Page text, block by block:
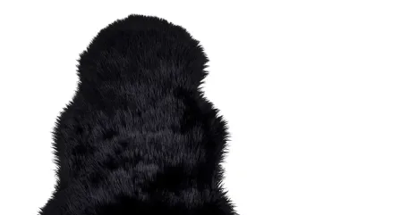
109,00 kr..
pris